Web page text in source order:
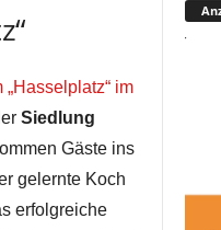
im
Siedlung
Gäste ins
gelernte Koch
erfolgreiche